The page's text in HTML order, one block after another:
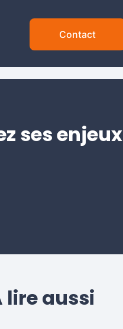
Contact
ses enjeux
lire aussi